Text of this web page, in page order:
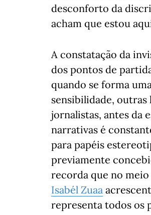
desconforto da
acham que estou
A constatação da
dos pontos de
quando se forma
sensibilidade,
jornalistas, antes da
narrativas é
para papéis
previamente
recorda que no
Isabél Zuaa
representa todos os